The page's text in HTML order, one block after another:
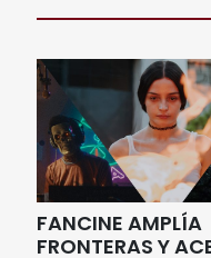
FANCINE AMPLÍA
FRONTERAS Y